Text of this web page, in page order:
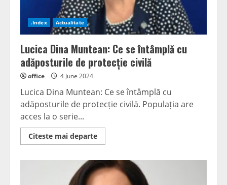
.Index Actualitate
Lucica Dina Muntean: Ce se întâmplă cu
adăposturile de protecție civilă
office 4 June 2024
Lucica Dina Muntean: Ce se întâmplă cu
adăposturile de protecție civilă. Populația are
acces la o serie...
Citeste mai departeRead
more
Dina
Muntean:
Ce